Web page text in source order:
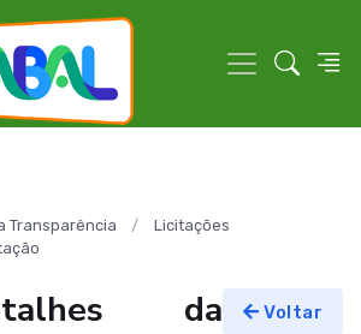
Transparência
Licitações
Voltar
da